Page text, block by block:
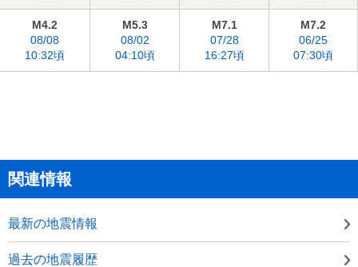
M4.2
08/08
10:32頃
M5.3
08/02
04:10頃
M7.1
07/28
16:27頃
M7.2
06/25
07:30頃
関連情報
最新の地震情報
過去の地震履歴